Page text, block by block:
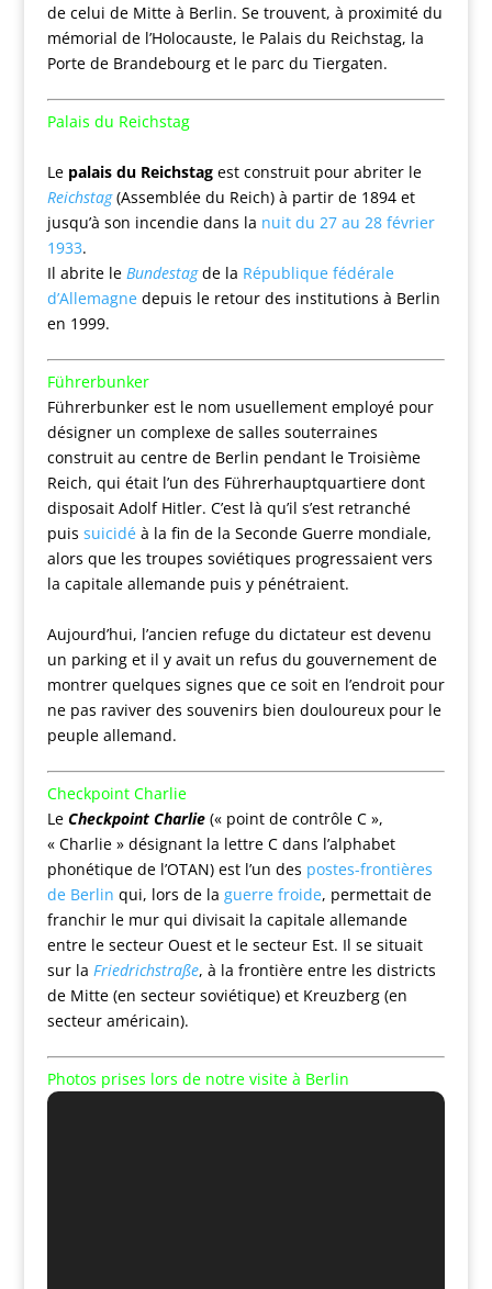
de celui de Mitte à Berlin. Se trouvent, à proximité du
mémorial de l’Holocauste, le Palais du Reichstag, la
Porte de Brandebourg et le parc du Tiergaten.
Palais du Reichstag
Le palais du Reichstagest construit pour abriter le
Reichstag(Assemblée du Reich) à partir de 1894 et
jusqu’à son incendie dans la nuit du 27 au 28 février
1933.
Il abrite le Bundestagde la République fédérale
d’Allemagnedepuis le retour des institutions à Berlin
en 1999.
Führerbunker
Führerbunker est le nom usuellement employé pour
désigner un complexe de salles souterraines
construit au centre de Berlin pendant le Troisième
Reich, qui était l’un des Führerhauptquartiere dont
disposait Adolf Hitler. C’est là qu’il s’est retranché
puis suicidéà la fin de la Seconde Guerre mondiale,
alors que les troupes soviétiques progressaient vers
la capitale allemande puis y pénétraient.
Aujourd’hui, l’ancien refuge du dictateur est devenu
un parking et il y avait un refus du gouvernement de
montrer quelques signes que ce soit en l’endroit pour
ne pas raviver des souvenirs bien douloureux pour le
peuple allemand.
Checkpoint Charlie
Le Checkpoint Charlie(« point de contrôle C »,
« Charlie » désignant la lettre C dans l’alphabet
phonétique de l’OTAN) est l’un des postes-frontières
de Berlin qui, lors de la guerre froide, permettait de
franchir le mur qui divisait la capitale allemande
entre le secteur Ouest et le secteur Est. Il se situait
sur la Friedrichstraße, à la frontière entre les districts
de Mitte (en secteur soviétique) et Kreuzberg (en
secteur américain).
Photos prises lors de notre visite à Berlin